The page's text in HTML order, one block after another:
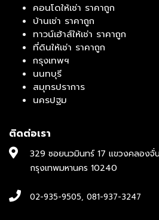
คอนโดให้เช่า ราคาถูก
บ้านเช่า ราคาถูก
ทาวน์เฮ้าส์ให้เช่า ราคาถูก
ที่ดินให้เช่า ราคาถูก
กรุงเทพฯ
นนทบุรี
สมุทรปราการ
นครปฐม
ติดต่อเรา
329 ซอยนวมินทร์ 17 แขวงคลองจั่
กรุงเทพมหานคร 10240
02-935-9505, 081-937-3247